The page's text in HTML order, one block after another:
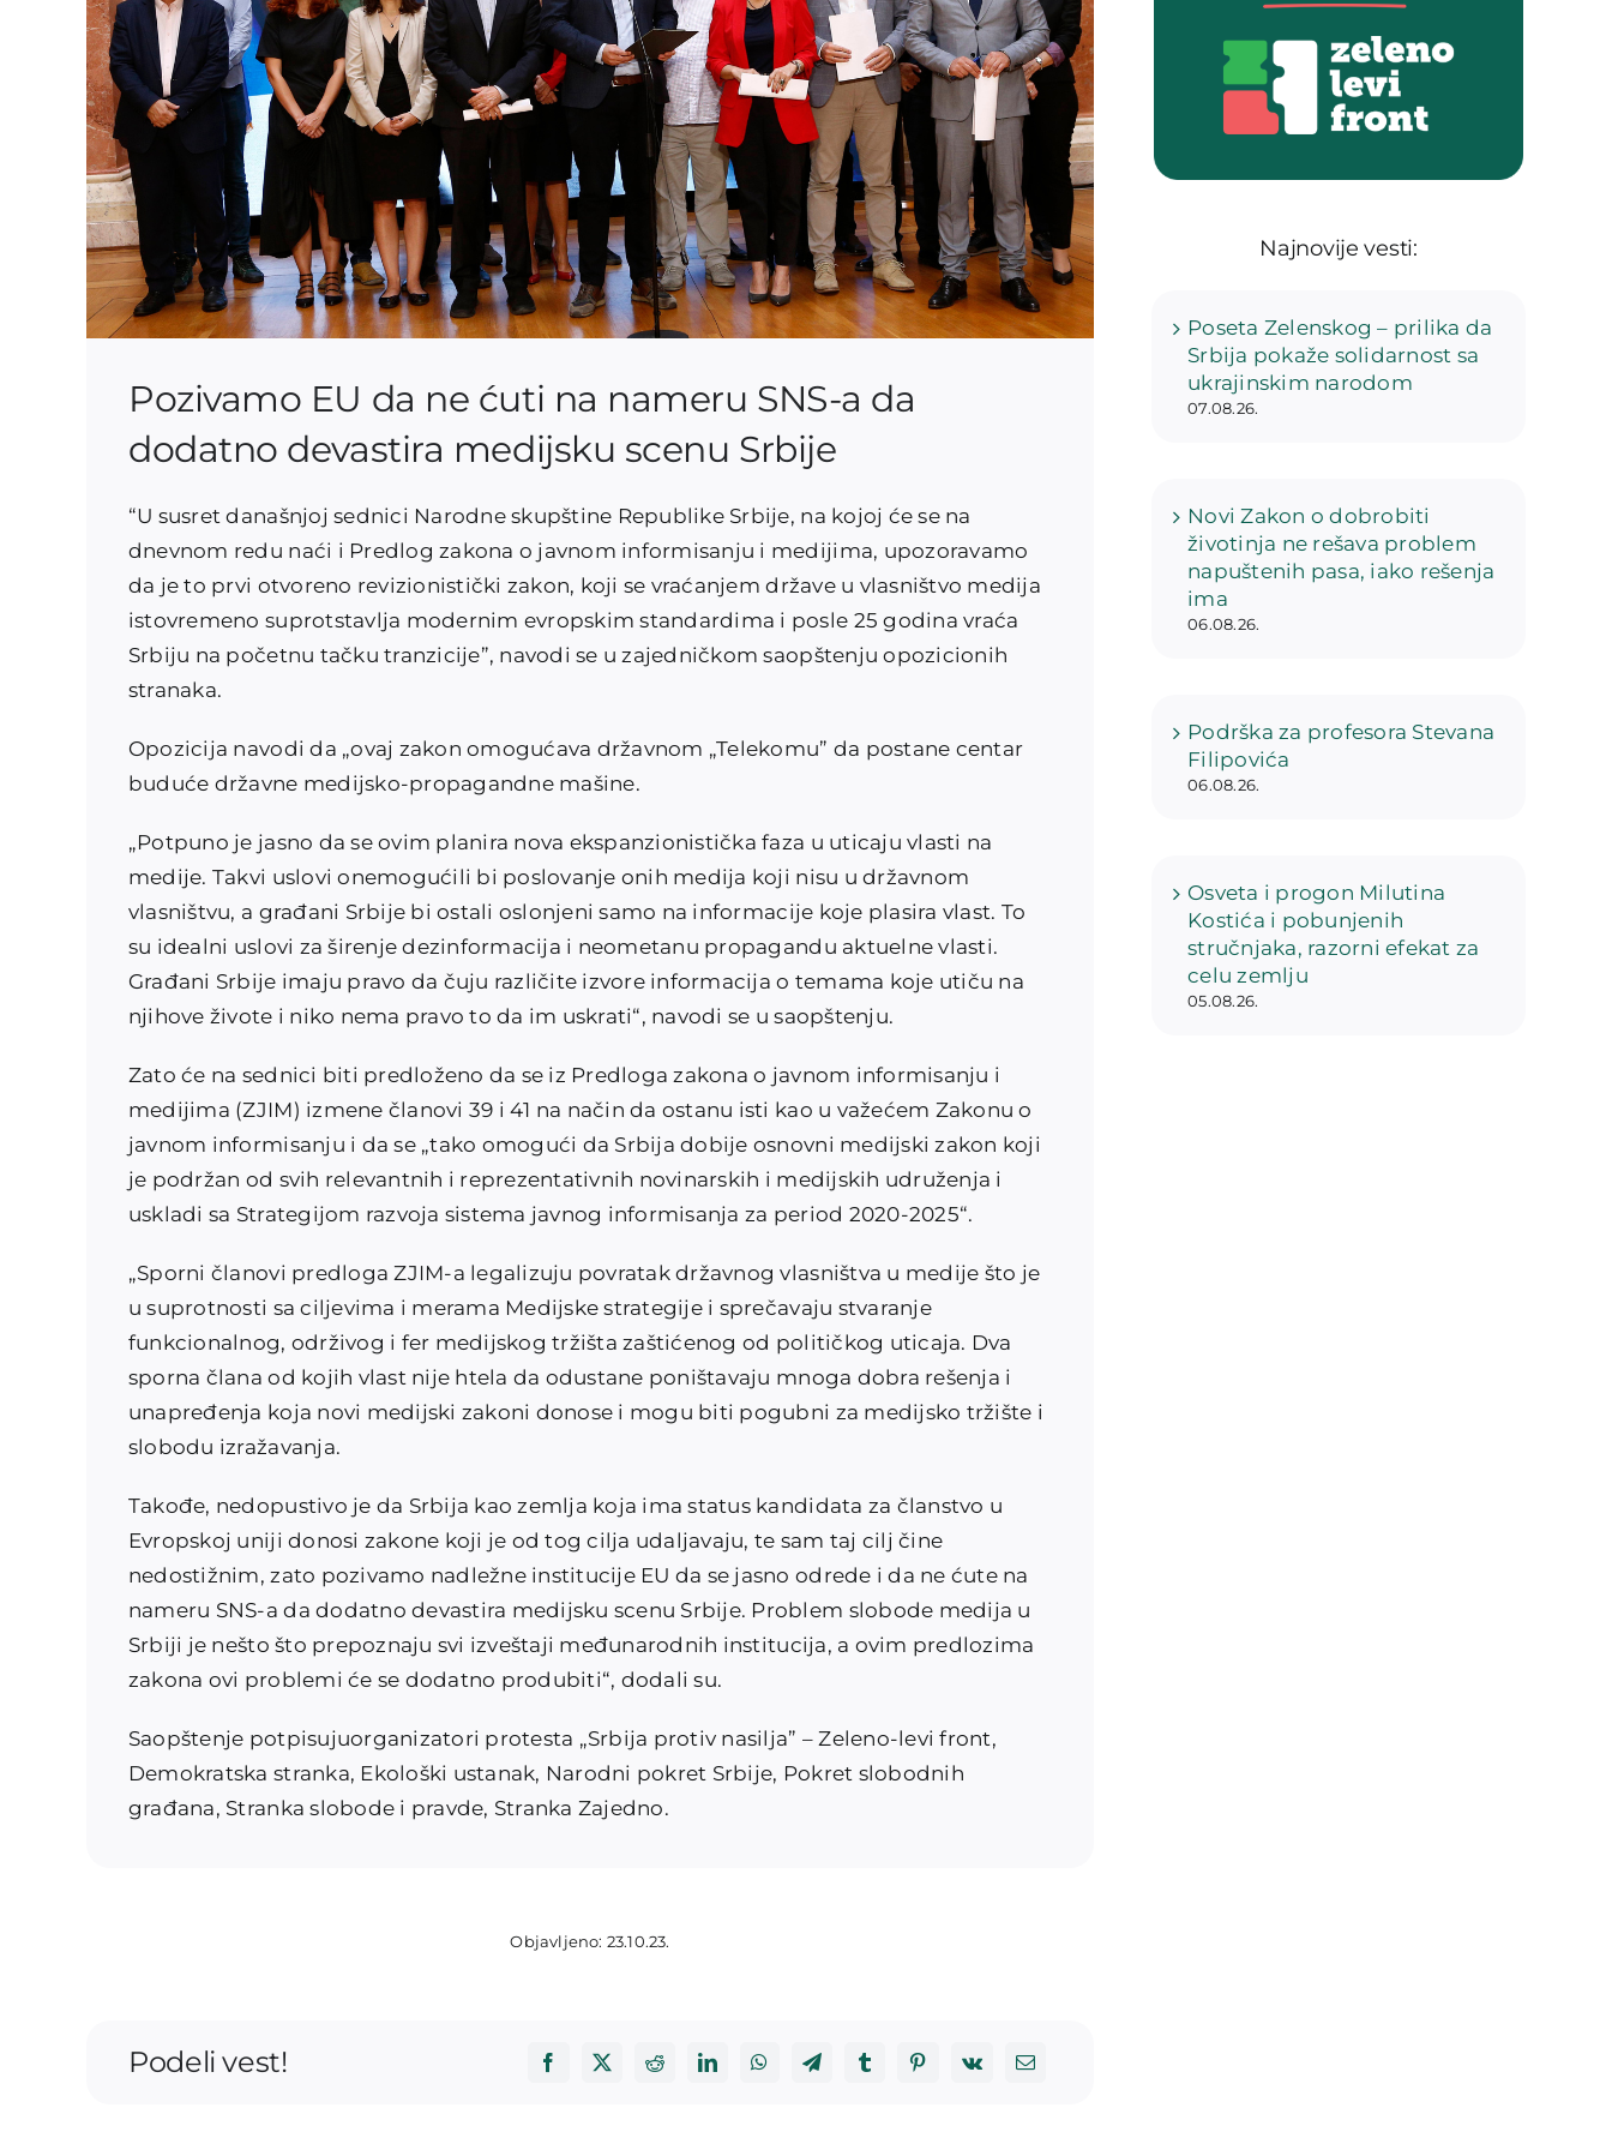
Pozivamo EU da ne ćuti na nameru SNS-a da
dodatno devastira medijsku scenu Srbije
“U susret današnjoj sednici Narodne skupštine Republike Srbije, na kojoj će se na
dnevnom redu naći i Predlog zakona o javnom informisanju i medijima, upozoravamo
da je to prvi otvoreno revizionistički zakon, koji se vraćanjem države u vlasništvo medija
istovremeno suprotstavlja modernim evropskim standardima i posle 25 godina vraća
Srbiju na početnu tačku tranzicije”, navodi se u zajedničkom saopštenju opozicionih
stranaka.
Opozicija navodi da „ovaj zakon omogućava državnom „Telekomu” da postane centar
buduće državne medijsko-propagandne mašine.
„Potpuno je jasno da se ovim planira nova ekspanzionistička faza u uticaju vlasti na
medije. Takvi uslovi onemogućili bi poslovanje onih medija koji nisu u državnom
vlasništvu, a građani Srbije bi ostali oslonjeni samo na informacije koje plasira vlast. To
su idealni uslovi za širenje dezinformacija i neometanu propagandu aktuelne vlasti.
Građani Srbije imaju pravo da čuju različite izvore informacija o temama koje utiču na
njihove živote i niko nema pravo to da im uskrati“, navodi se u saopštenju.
Zato će na sednici biti predloženo da se iz Predloga zakona o javnom informisanju i
medijima (ZJIM) izmene članovi 39 i 41 na način da ostanu isti kao u važećem Zakonu o
javnom informisanju i da se „tako omogući da Srbija dobije osnovni medijski zakon koji
je podržan od svih relevantnih i reprezentativnih novinarskih i medijskih udruženja i
uskladi sa Strategijom razvoja sistema javnog informisanja za period 2020-2025“.
„Sporni članovi predloga ZJIM-a legalizuju povratak državnog vlasništva u medije što je
u suprotnosti sa ciljevima i merama Medijske strategije i sprečavaju stvaranje
funkcionalnog, održivog i fer medijskog tržišta zaštićenog od političkog uticaja. Dva
sporna člana od kojih vlast nije htela da odustane poništavaju mnoga dobra rešenja i
unapređenja koja novi medijski zakoni donose i mogu biti pogubni za medijsko tržište i
slobodu izražavanja.
Takođe, nedopustivo je da Srbija kao zemlja koja ima status kandidata za članstvo u
Evropskoj uniji donosi zakone koji je od tog cilja udaljavaju, te sam taj cilj čine
nedostižnim, zato pozivamo nadležne institucije EU da se jasno odrede i da ne ćute na
nameru SNS-a da dodatno devastira medijsku scenu Srbije. Problem slobode medija u
Srbiji je nešto što prepoznaju svi izveštaji međunarodnih institucija, a ovim predlozima
zakona ovi problemi će se dodatno produbiti“, dodali su.
Saopštenje potpisujuorganizatori protesta „Srbija protiv nasilja” – Zeleno-levi front,
Demokratska stranka, Ekološki ustanak, Narodni pokret Srbije, Pokret slobodnih
građana, Stranka slobode i pravde, Stranka Zajedno.
Objavljeno: 23.10.23.
Podeli vest!
Najnovije vesti:
Poseta Zelenskog – prilika da
Srbija pokaže solidarnost sa
ukrajinskim narodom
07.08.26.
Novi Zakon o dobrobiti
životinja ne rešava problem
napuštenih pasa, iako rešenja
ima
06.08.26.
Podrška za profesora Stevana
Filipovića
06.08.26.
Osveta i progon Milutina
Kostića i pobunjenih
stručnjaka, razorni efekat za
celu zemlju
05.08.26.